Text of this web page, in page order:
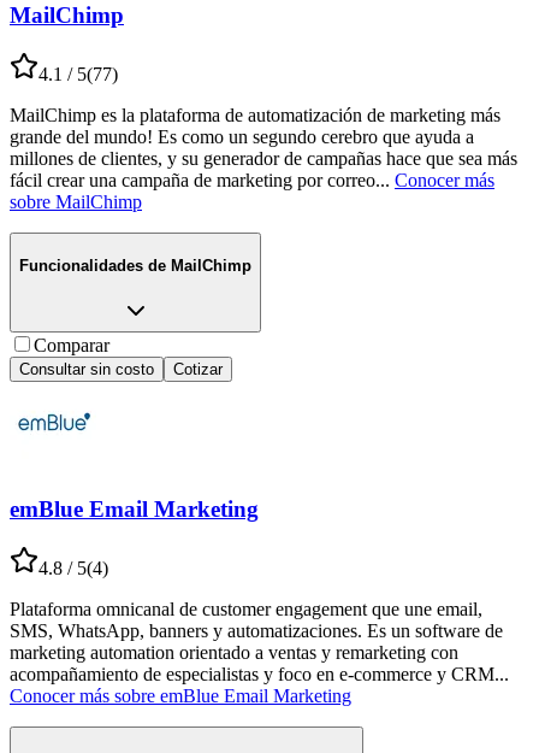
MailChimp
4.1 / 5(77)
MailChimp es la plataforma de automatización de marketing más
grande del mundo! Es como un segundo cerebro que ayuda a
millones de clientes, y su generador de campañas hace que sea más
fácil crear una campaña de marketing por correo... Conocer más
sobre MailChimp
Funcionalidades de MailChimp
Comparar
Consultar sin costo Cotizar
emBlue Email Marketing
4.8 / 5(4)
Plataforma omnicanal de customer engagement que une email,
SMS, WhatsApp, banners y automatizaciones. Es un software de
marketing automation orientado a ventas y remarketing con
acompañamiento de especialistas y foco en e-commerce y CRM...
Conocer más sobre emBlue Email Marketing